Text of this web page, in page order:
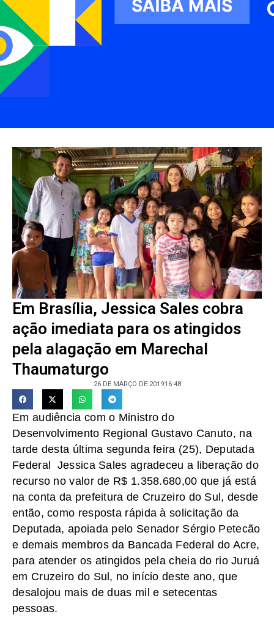
Em Brasília, Jessica Sales cobra
ação imediata para os atingidos
pela alagação em Marechal
Thaumaturgo
26 DE MARÇO DE 201916:48
Em audiência com o Ministro do
Desenvolvimento Regional Gustavo Canuto, na
tarde desta última segunda feira (25), Deputada
Federal Jessica Sales agradeceu a liberação do
recurso no valor de R$ 1.358.680,00 que já está
na conta da prefeitura de Cruzeiro do Sul, desde
então, como resposta rápida à solicitação da
Deputada, apoiada pelo Senador Sérgio Petecão
e demais membros da Bancada Federal do Acre,
para atender os atingidos pela cheia do rio Juruá
em Cruzeiro do Sul, no início deste ano, que
desalojou mais de duas mil e setecentas
pessoas.